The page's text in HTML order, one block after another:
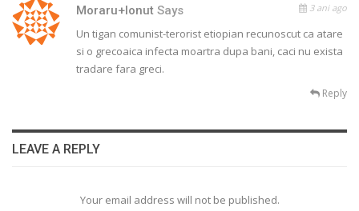
Moraru+Ionut Says 3 ani ago
Un tigan comunist-terorist etiopian recunoscut ca atare
si o grecoaica infecta moartra dupa bani, caci nu exista
tradare fara greci.
Reply
LEAVE A REPLY
Your email address will not be published.